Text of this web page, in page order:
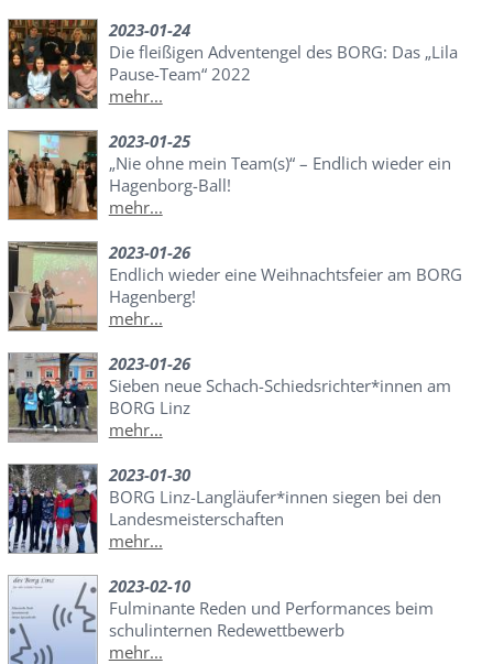
2023-01-24
Die fleißigen Adventengel des BORG: Das „Lila
Pause-Team“ 2022
mehr...
2023-01-25
„Nie ohne mein Team(s)“ – Endlich wieder ein
Hagenborg-Ball!
mehr...
2023-01-26
Endlich wieder eine Weihnachtsfeier am BORG
Hagenberg!
mehr...
2023-01-26
Sieben neue Schach-Schiedsrichter*innen am
BORG Linz
mehr...
2023-01-30
BORG Linz-Langläufer*innen siegen bei den
Landesmeisterschaften
mehr...
2023-02-10
Fulminante Reden und Performances beim
schulinternen Redewettbewerb
mehr...